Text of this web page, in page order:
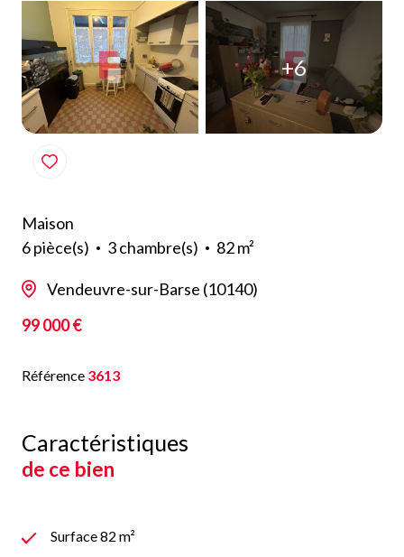
+6
Maison
6 pièce(s)
3 chambre(s) 82 m²
Vendeuvre-sur-Barse (10140)
99 000 €
Référence 3613
Caractéristiques
de ce bien
Surface 82 m²